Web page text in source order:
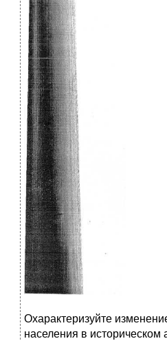
Охарактеризуйте
населения в историческом